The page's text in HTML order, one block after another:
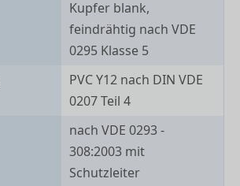
Kupfer blank,
feindrähtig nach VDE
0295 Klasse 5
PVC Y12 nach DIN VDE
0207 Teil 4
nach VDE 0293 -
308:2003 mit
Schutzleiter